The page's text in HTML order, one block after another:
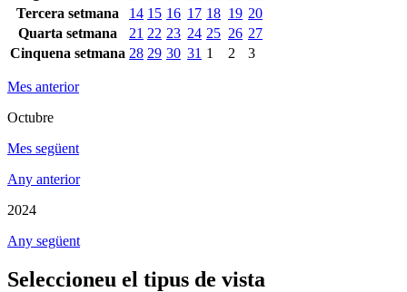
Tercera setmana
14 15 16 17 18 19 20
Quarta setmana
21 22 23 24 25 26 27
Cinquena setmana 28 29 30 31 1 2 3
Mes anterior
Octubre
Mes següent
Any anterior
2024
Any següent
Seleccioneu el tipus de vista